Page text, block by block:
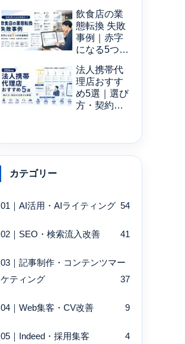
版】
飲食店の業
態転換 失敗
事例｜赤字
になる5つの
法人携帯代
理店おすす
め5選｜選び
方・契約の
版】
カテゴリー
01｜AI活用・AIライティング 54
02｜SEO・検索流入改善 41
03｜記事制作・コンテンツマー
ケティング
37
04｜Web集客・CV改善 9
05｜Indeed・採用集客 4